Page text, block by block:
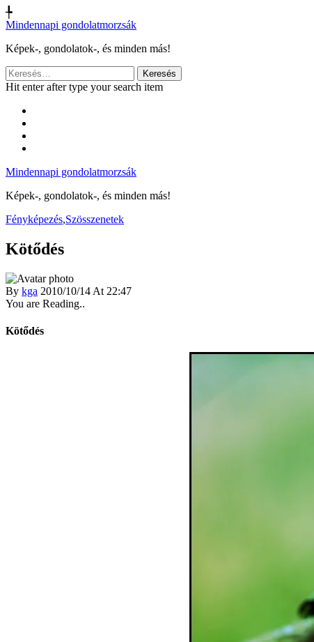
╄
Mindennapi gondolatmorzsák
Képek-, gondolatok-, és minden más!
Keresés:
Hit enter after type your search item
Mindennapi gondolatmorzsák
Képek-, gondolatok-, és minden más!
Fényképezés,Szösszenetek
Kötődés
By kga 2010/10/14 At 22:47
You are Reading..
Kötődés